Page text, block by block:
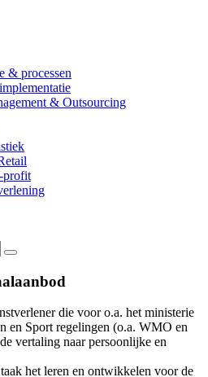
& processen
& Outsourcing
profit
die voor o.a. hetministerie
en Sportregelingen (o.a. WMO en
vertaling naar persoonlijke en
het leren en ontwikkelen voor de